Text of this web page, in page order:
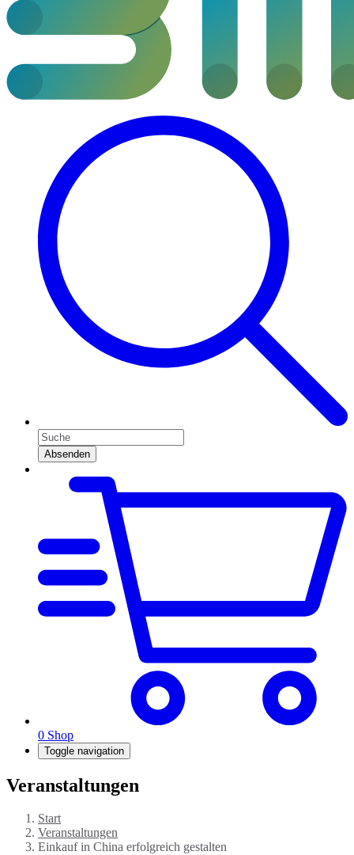
Absenden
0 Shop
Toggle navigation
Veranstaltungen
Start
Veranstaltungen
Einkauf in China erfolgreich gestalten